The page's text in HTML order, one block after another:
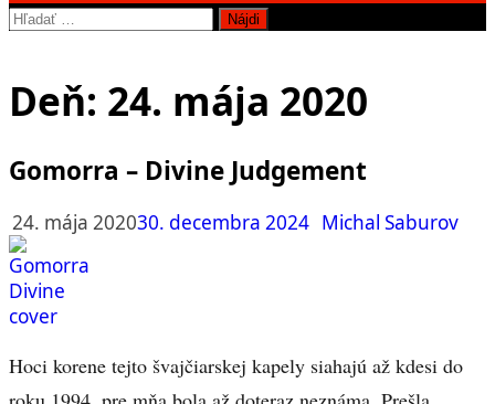
Hľadať:
Deň: 24. mája 2020
Gomorra – Divine Judgement
24. mája 202030. decembra 2024 Michal Saburov
Hoci korene tejto švajčiarskej kapely siahajú až kdesi do